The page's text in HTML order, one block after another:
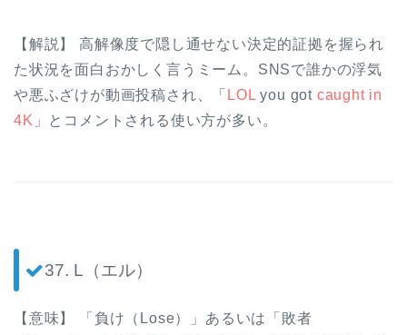
【解説】 高解像度で隠し通せない決定的証拠を握られ
た状況を面白おかしく言うミーム。SNSで誰かの浮気
や悪ふざけが動画投稿され、「 LOL you got caught in
4K 」とコメントされる使い方が多い。
37. L（エル）
【意味】 「負け（Lose）」あるいは「敗者